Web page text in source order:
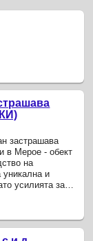
застрашава
в Мерое - обект
на
и
усилията за
предаде